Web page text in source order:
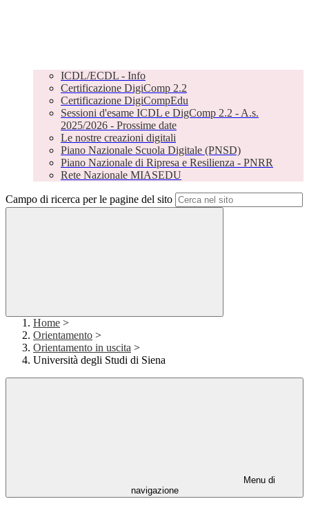
ICDL/ECDL - Info
Certificazione DigiComp 2.2
Certificazione DigiCompEdu
Sessioni d'esame ICDL e DigComp 2.2 - A.s.
2025/2026 - Prossime date
Le nostre creazioni digitali
Piano Nazionale Scuola Digitale (PNSD)
Piano Nazionale di Ripresa e Resilienza - PNRR
Rete Nazionale MIASEDU
Campo di ricerca per le pagine del sito
Home >
Orientamento >
Orientamento in uscita >
Università degli Studi di Siena
Menu di
navigazione